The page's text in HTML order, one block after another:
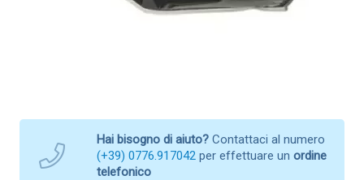
Hai bisogno di aiuto? Contattaci al numero
(+39) 0776.917042 per effettuare un ordine
telefonico